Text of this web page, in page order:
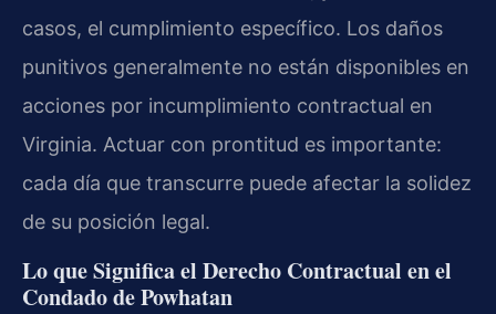
casos, el cumplimiento específico. Los daños
punitivos generalmente no están disponibles en
acciones por incumplimiento contractual en
Virginia. Actuar con prontitud es importante:
cada día que transcurre puede afectar la solidez
de su posición legal.
Lo que Significa el Derecho Contractual en el
Condado de Powhatan